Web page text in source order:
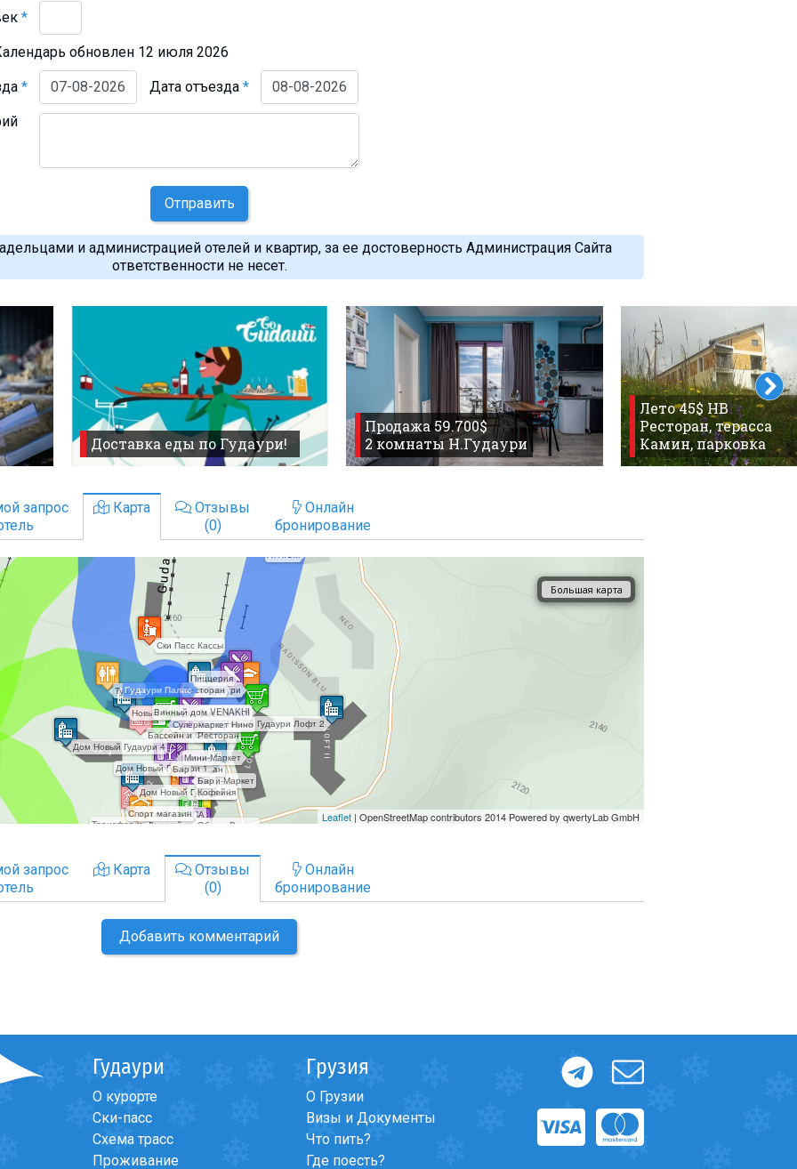
*
обновлен 12 июля 2026
* Дата отъезда*
Отправить
и администрацией отелей и квартир, за ее достоверность Администрация Сайта
ответственности не несет.
Доставка еды по Гудаури!
Продажа 59.700$
2 комнаты Н.Гудаури
Лето 45$ HB
Ресторан, терасса
Камин, парковка
запрос
Карта
Отзывы
(0)
Онлайн
бронирование
запрос
Карта
Отзывы
(0)
Онлайн
бронирование
Добавить комментарий
Гудаури
О курорте
Ски-пасс
Схема трасс
Проживание
Грузия
О Грузии
Визы и Документы
Что пить?
Где поесть?